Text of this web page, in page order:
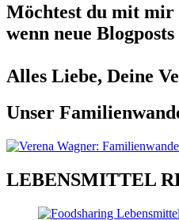
Möchtest du mit mir
wenn neue
Alles Liebe, Deine
Unser
LEBENSMITTEL